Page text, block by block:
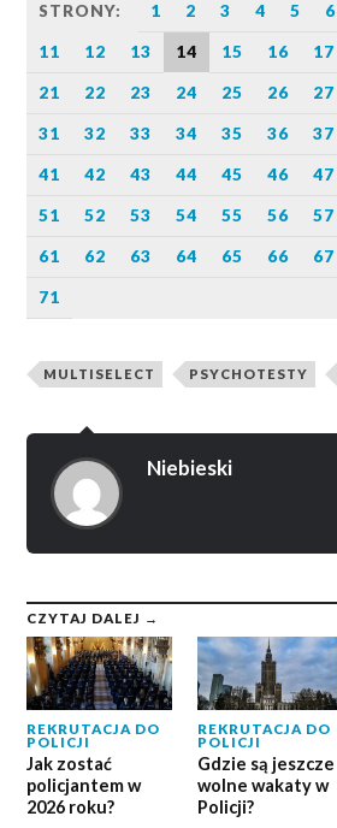
STRONY: 1 2 3 4 5 6
11 12 13 14 15 16 17
21 22 23 24 25 26 27
31 32 33 34 35 36 37
41 42 43 44 45 46 47
51 52 53 54 55 56 57
61 62 63 64 65 66 67
71
MULTISELECT PSYCHOTESTY
Niebieski
CZYTAJ DALEJ →
REKRUTACJA DO
POLICJI
Jak zostać
policjantem w
2026 roku?
REKRUTACJA DO
POLICJI
Gdzie są jeszcze
wolne wakaty w
Policji?